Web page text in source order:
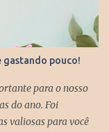
gastando pouco!
para o nosso
do ano. Foi
valiosas para você